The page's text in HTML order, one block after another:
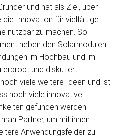
und hat als Ziel, über
die Innovation für vielfältige
nutzbar zu machen. So
neben den Solarmodulen
im Hochbau und im
erprobt und diskutiert.
viele weitere Ideen und ist
noch viele innovative
gefunden werden.
Partner, um mit ihnen
Anwendungsfelder zu